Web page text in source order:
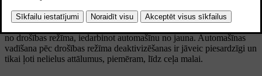
Ja ir ieslēgts drošības režīms, automašīnu nevar vadīt. Tomēr, ja jums
no drošības režīma, iedarbinot automašīnu no jauna. Automašīnas
vadīšana pēc drošības režīma deaktivizēšanas ir jāveic piesardzīgi un
tikai ļoti nelielus attālumus, piemēram, līdz ceļa malai.